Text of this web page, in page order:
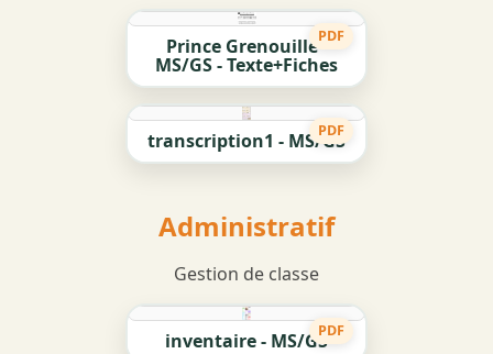
PDF
Prince Grenouille -
MS/GS - Texte+Fiches
PDF
transcription1 - MS/GS
Administratif
Gestion de classe
PDF
inventaire - MS/GS